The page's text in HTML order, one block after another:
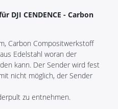
DJI CENDENCE - Carbon
Carbon Compositwerkstoff
Edelstahl woran der
kann. Der Sender wird fest
nicht möglich, der Sender
zu entnehmen.